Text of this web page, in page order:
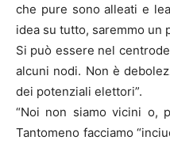
che pure sono alleati e
idea su tutto, saremmo un
Si può essere nel
alcuni nodi. Non è
dei potenziali elettori”.
“Noi non siamo vicini o,
Tantomeno facciamo